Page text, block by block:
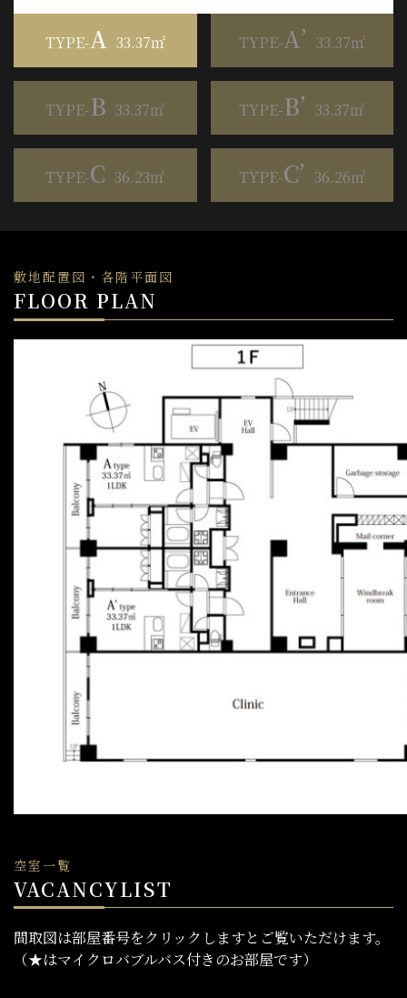
TYPE-A 33.37㎡ TYPE-A’ 33.37㎡
TYPE-B 33.37㎡ TYPE-B’ 33.37㎡
TYPE-C 36.23㎡ TYPE-C’ 36.26㎡
敷地配置図・各階平面図
FLOOR PLAN
空室一覧
VACANCYLIST
間取図は部屋番号をクリックしますとご覧いただけます。
（★はマイクロバブルバス付きのお部屋です）